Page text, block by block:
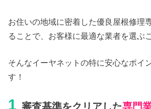
お住いの地域に密着した優良屋根修理
ることで、お客様に最適な業者を選ぶ
そんなイーヤネットの特に安心なポイ
す！
1 審査基準をクリアした専門